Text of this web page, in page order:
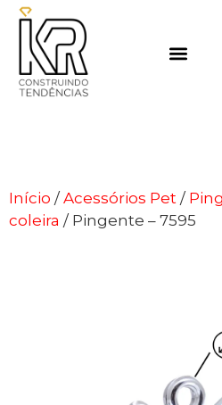
Início /Acessórios Pet /
coleira / Pingente – 7595